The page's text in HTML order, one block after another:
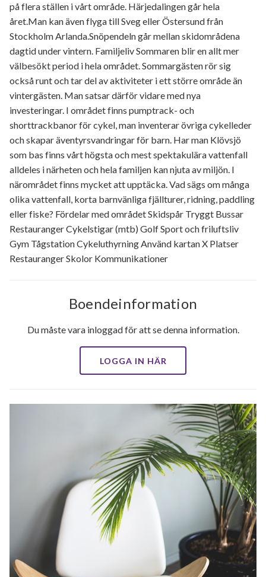
på flera ställen i vårt område. Härjedalingen går hela
året.Man kan även flyga till Sveg eller Östersund från
Stockholm Arlanda.Snöpendeln går mellan skidområdena
dagtid under vintern. Familjeliv Sommaren blir en allt mer
välbesökt period i hela området. Sommargästen rör sig
också runt och tar del av aktiviteter i ett större område än
vintergästen. Man satsar därför vidare med nya
investeringar. I området finns pumptrack- och
shorttrackbanor för cykel, man inventerar övriga cykelleder
och skapar äventyrsvandringar för barn. Har man Klövsjö
som bas finns vårt högsta och mest spektakulära vattenfall
alldeles i närheten och hela familjen kan njuta av miljön. I
närområdet finns mycket att upptäcka. Vad sägs om många
olika vattenfall, korta barnvänliga fjällturer, ridning, paddling
eller fiske? Fördelar med området Skidspår Tryggt Bussar
Restauranger Cykelstigar (mtb) Golf Sport och friluftsliv
Gym Tågstation Cykeluthyrning Använd kartan X Platser
Restauranger Skolor Kommunikationer
Boendeinformation
Du måste vara inloggad för att se denna information.
LOGGA IN HÄR